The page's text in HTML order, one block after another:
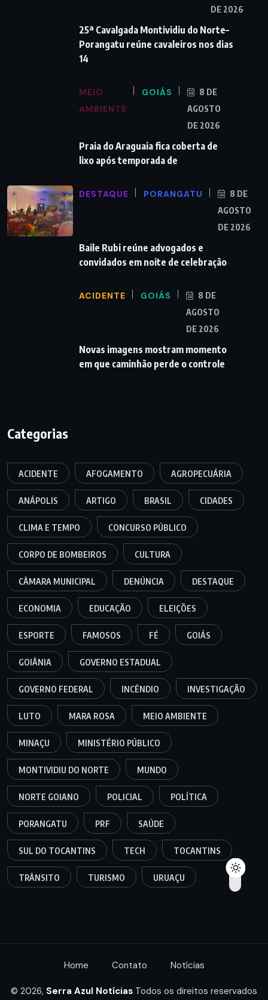
DE 2026
25ª Cavalgada Montividiu do Norte–
Porangatu reúne cavaleiros nos dias
14
MEIO
AMBIENTE
GOIÁS
8 DE
AGOSTO
DE 2026
Praia do Araguaia fica coberta de
lixo após temporada de
DESTAQUE PORANGATU
8 DE
AGOSTO
DE 2026
Baile Rubi reúne advogados e
convidados em noite de celebração
ACIDENTE GOIÁS
8 DE
AGOSTO
DE 2026
Novas imagens mostram momento
em que caminhão perde o controle
Categorias
ACIDENTE AFOGAMENTO AGROPECUÁRIA
ANÁPOLIS ARTIGO BRASIL CIDADES
CLIMA E TEMPO CONCURSO PÚBLICO
CORPO DE BOMBEIROS CULTURA
CÂMARA MUNICIPAL DENÚNCIA DESTAQUE
ECONOMIA EDUCAÇÃO ELEIÇÕES
ESPORTE FAMOSOS FÉ GOIÁS
GOIÂNIA GOVERNO ESTADUAL
GOVERNO FEDERAL INCÊNDIO INVESTIGAÇÃO
LUTO MARA ROSA MEIO AMBIENTE
MINAÇU MINISTÉRIO PÚBLICO
MONTIVIDIU DO NORTE MUNDO
NORTE GOIANO POLICIAL POLÍTICA
PORANGATU PRF SAÚDE
SUL DO TOCANTINS TECH TOCANTINS
TRÂNSITO TURISMO URUAÇU
Home Contato Notícias
© 2026, Serra Azul Notícias Todos os direitos reservados